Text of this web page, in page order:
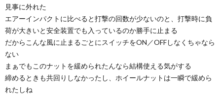
見事に外れた
エアーインパクトに比べると打撃の回数が少ないのと、打撃時に負
荷が大きいと安全装置でも入っているのか勝手に止まる
だからこんな風に止まるごとにスイッチをON／OFFしなくちゃなら
ない
まぁでもこのナットを緩められたんなら結構使える気がする
締めるときも共回りしなかったし、ホイールナットは一瞬で緩めら
れたしね